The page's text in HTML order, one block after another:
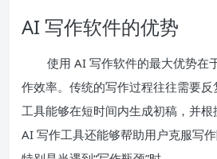
AI 写作软件的优势
使用 AI 写作软件的最大优势在
作效率。传统的写作过程往往需要
工具能够在短时间内生成初稿，并根
AI 写作工具还能够帮助用户克服写